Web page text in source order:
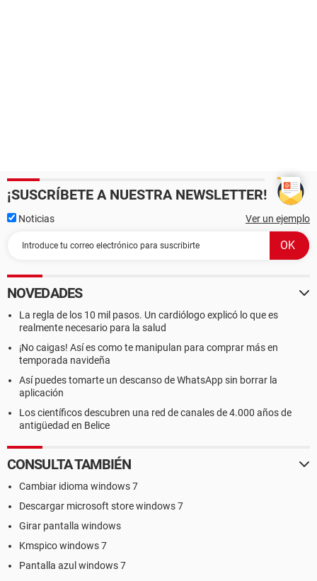
¡SUSCRÍBETE A NUESTRA NEWSLETTER!
Noticias Ver un ejemplo
NOVEDADES
La regla de los 10 mil pasos. Un cardiólogo explicó lo que es
realmente necesario para la salud
¡No caigas! Así es como te manipulan para comprar más en
temporada navideña
Así puedes tomarte un descanso de WhatsApp sin borrar la
aplicación
Los científicos descubren una red de canales de 4.000 años de
antigüedad en Belice
CONSULTA TAMBIÉN
Cambiar idioma windows 7
Descargar microsoft store windows 7
Girar pantalla windows
Kmspico windows 7
Pantalla azul windows 7